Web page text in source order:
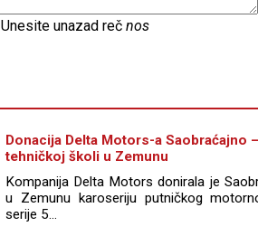
Unesite unazad reč nos
Donacija Delta Motors-a Saobraćajno –
tehničkoj školi u Zemunu
Kompanija Delta Motors donirala je
u Zemunu karoseriju putničkog
serije 5...